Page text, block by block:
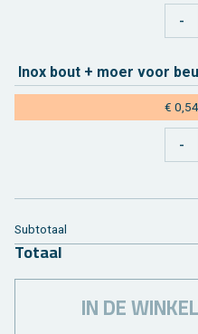
Inox bout + moer voor
€ 0,54
Sub­to­taal
To­taal
IN DE